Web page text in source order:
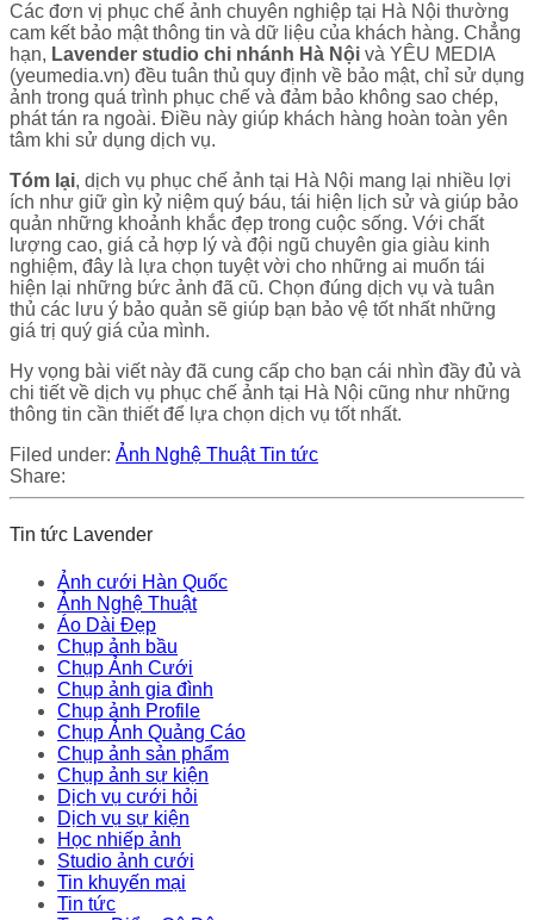
Các đơn vị phục chế ảnh chuyên nghiệp tại Hà Nội thường
cam kết bảo mật thông tin và dữ liệu của khách hàng. Chẳng
hạn, Lavender studio chi nhánh Hà Nội và YÊU MEDIA
(yeumedia.vn) đều tuân thủ quy định về bảo mật, chỉ sử dụng
ảnh trong quá trình phục chế và đảm bảo không sao chép,
phát tán ra ngoài. Điều này giúp khách hàng hoàn toàn yên
tâm khi sử dụng dịch vụ.
Tóm lại, dịch vụ phục chế ảnh tại Hà Nội mang lại nhiều lợi
ích như giữ gìn kỷ niệm quý báu, tái hiện lịch sử và giúp bảo
quản những khoảnh khắc đẹp trong cuộc sống. Với chất
lượng cao, giá cả hợp lý và đội ngũ chuyên gia giàu kinh
nghiệm, đây là lựa chọn tuyệt vời cho những ai muốn tái
hiện lại những bức ảnh đã cũ. Chọn đúng dịch vụ và tuân
thủ các lưu ý bảo quản sẽ giúp bạn bảo vệ tốt nhất những
giá trị quý giá của mình.
Hy vọng bài viết này đã cung cấp cho bạn cái nhìn đầy đủ và
chi tiết về dịch vụ phục chế ảnh tại Hà Nội cũng như những
thông tin cần thiết để lựa chọn dịch vụ tốt nhất.
Filed under: Ảnh Nghệ ThuậtTin tức
Share:
Tin tức Lavender
Ảnh cưới Hàn Quốc
Ảnh Nghệ Thuật
Áo Dài Đẹp
Chụp ảnh bầu
Chụp Ảnh Cưới
Chụp ảnh gia đình
Chụp ảnh Profile
Chụp Ảnh Quảng Cáo
Chụp ảnh sản phẩm
Chụp ảnh sự kiện
Dịch vụ cưới hỏi
Dịch vụ sự kiện
Học nhiếp ảnh
Studio ảnh cưới
Tin khuyến mại
Tin tức